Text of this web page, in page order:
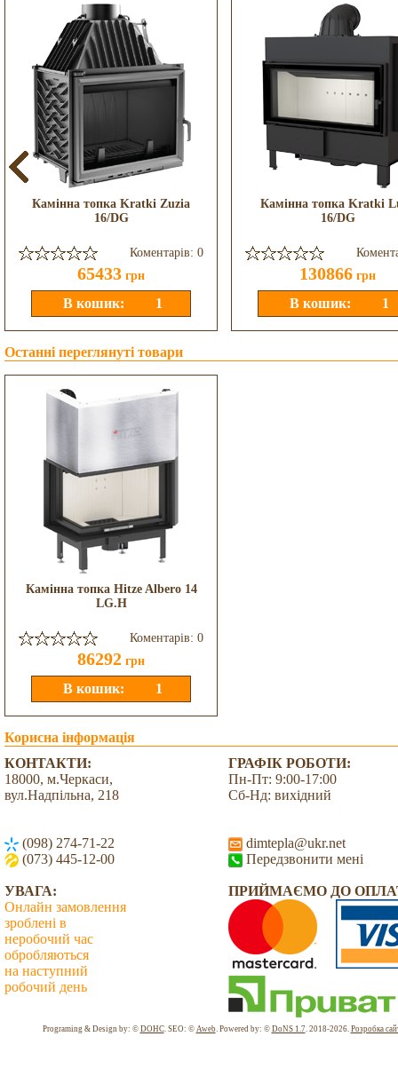
Камінна топка Kratki Zuzia
16/DG
Коментарів: 0
65433 грн
Камінна топка Kratki
16/DG
130866 грн
Останні переглянуті товари
Камінна топка Hitze Albero 14
LG.H
Коментарів: 0
86292 грн
Корисна інформація
КОНТАКТИ:
18000, м.Черкаси,
вул.Надпільна, 218
(098) 274-71-22
(073) 445-12-00
ГРАФІК РОБОТИ:
Пн-Пт: 9:00-17:00
Сб-Нд: вихідний
dimtepla@ukr.net
Передзвонити мені
УВАГА:
Онлайн замовлення
зроблені в
неробочий час
обробляються
на наступний
робочий день
ПРИЙМАЄМО ДО
Programing & Design by: © DOHC. SEO: © Aweb. Powered by: © DoNS 1.7. 2018-2026. Розробка